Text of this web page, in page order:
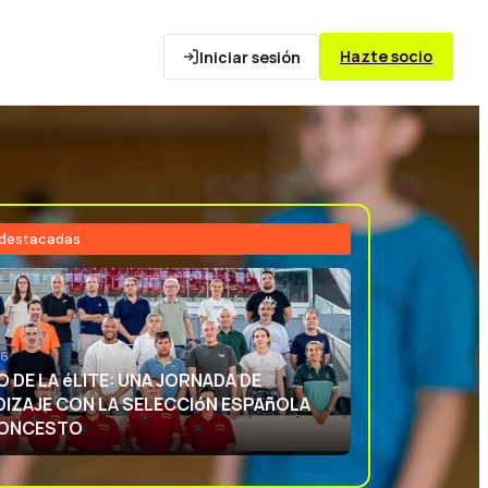
Iniciar sesión Hazte socio
DEPORTIVA: APRENDIENDO CON
ESPAñOLA DE BALONCESTO